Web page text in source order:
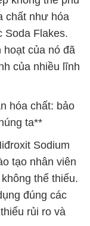
chất như hóa
Soda Flakes.
hoạt của nó đã
của nhiều lĩnh
hóa chất: bảo
ta**
Sodium
tạo nhân viên
thể thiếu.
đúng các
rủi ro và